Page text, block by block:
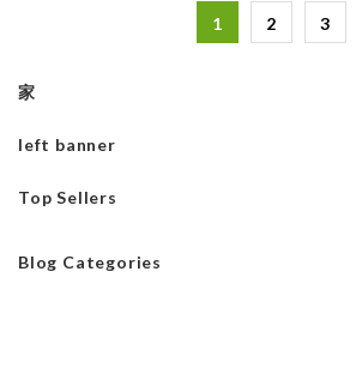
1 2 3
家
left banner
Top Sellers
Blog Categories